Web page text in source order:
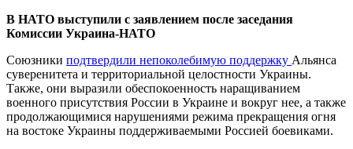
В НАТО выступили с заявлением после заседания
Комиссии Украина-НАТО
Союзники подтвердили непоколебимую поддержку Альянса
суверенитета и территориальной целостности Украины.
Также, они выразили обеспокоенность наращиванием
военного присутствия России в Украине и вокруг нее, а также
продолжающимися нарушениями режима прекращения огня
на востоке Украины поддерживаемыми Россией боевиками.